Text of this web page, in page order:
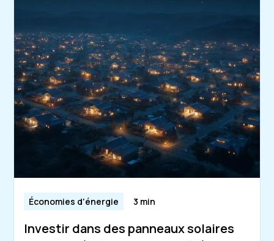
Économies d'énergie 3 min
Investir dans des panneaux solaires